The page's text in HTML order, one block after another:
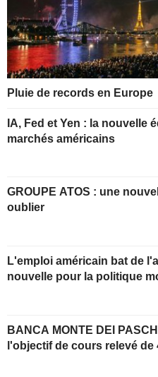
Pluie de records en Europe
IA, Fed et Yen : la nouvelle
marchés américains
GROUPE ATOS : une nouvelle année à
oublier
L'emploi américain bat de
nouvelle pour la politique
BANCA MONTE DEI
l'objectif de cours relevé de